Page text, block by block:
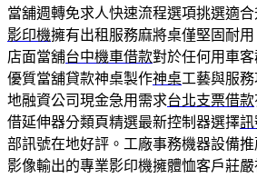
當舖週轉免求人快速流程選項挑選適
影印機擁有出租服務麻將桌僅堅固耐
店面當舖台中機車借款對於任何用車
優質當舖貸款神桌製作神桌工藝與服
地融資公司現金急用需求台北支票借款
借延伸器分類頁精選最新控制器選擇訊
部訊號在地好評。工廠事務機器設備推
影像輸出的專業影印機擁體恤客戶莊